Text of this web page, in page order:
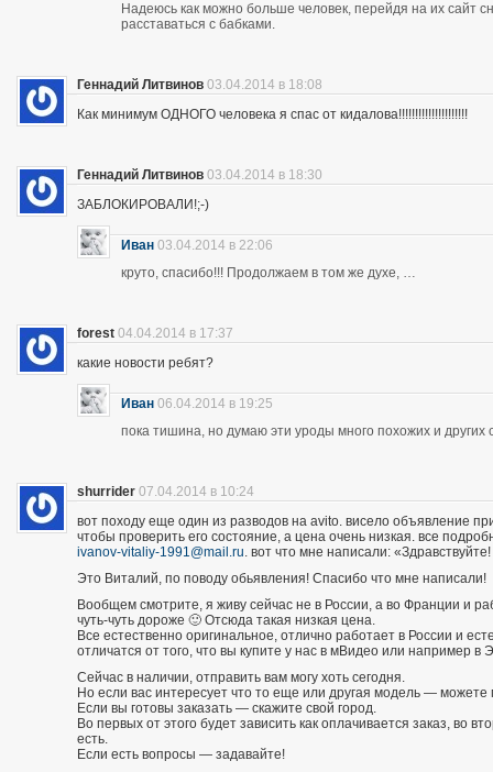
Надеюсь как можно больше человек, перейдя на их сайт
расставаться с бабками.
Геннадий Литвинов 03.04.2014 в 18:08
Как минимум ОДНОГО человека я спас от кидалова!!!!!!!!!!!!!!!!!!!!!
Геннадий Литвинов 03.04.2014 в 18:30
ЗАБЛОКИРОВАЛИ!;-)
Иван 03.04.2014 в 22:06
круто, спасибо!!! Продолжаем в том же духе, …
forest 04.04.2014 в 17:37
какие новости ребят?
Иван 06.04.2014 в 19:25
пока тишина, но думаю эти уроды много похожих и
shurrider 07.04.2014 в 10:24
вот походу еще один из разводов на avito. висело объявление
чтобы проверить его состояние, а цена очень низкая. все
ivanov-vitaliy-1991@mail.ru. вот что мне написали: «Здравствуйте!
Это Виталий, по поводу обьявления! Спасибо что мне написали!
Вообщем смотрите, я живу сейчас не в России, а во Франции и
чуть-чуть дороже 🙂 Отсюда такая низкая цена.
Все естественно оригинальное, отлично работает в России и
отличатся от того, что вы купите у нас в мВидео или например в
Сейчас в наличии, отправить вам могу хоть сегодня.
Но если вас интересует что то еще или другая модель —
Если вы готовы заказать — скажите свой город.
Во первых от этого будет зависить как оплачивается заказ, во
есть.
Если есть вопросы — задавайте!